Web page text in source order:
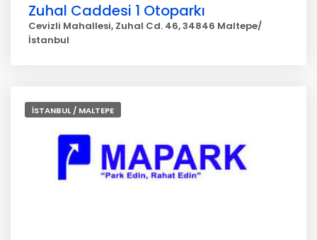
Zuhal Caddesi 1 Otoparkı
Cevizli Mahallesi, Zuhal Cd. 46, 34846 Maltepe/
İstanbul
İSTANBUL / MALTEPE